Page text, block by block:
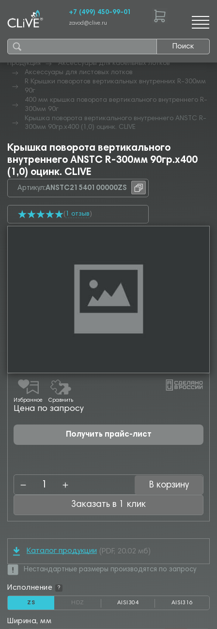
Поиск
+7 (499) 450-99-01
zavod@clive.ru
Продукция
Аксессуары для кабельных лотков
Аксессуары для листовых лотков
R Крышки поворотов вертикальных внутренних R-300мм
90г
400 мм крышка поворота вертикального внутреннего R-
300мм 90г
Крышка поворота вертикального внутреннего ANSTC R-
300мм 90гр.х400 (1,0) оцинк. CLIVE
Крышка поворота вертикального
внутреннего ANSTC R-300мм 90гр.х400
(1,0) оцинк. CLIVE
Артикул:ANSTC21540100000ZS
( 1 отзыв )
Избранное Сравнить
Цена по запросу
Получить прайс-лист
В корзину
Заказать в 1 клик
Каталог продукции (PDF, 20.02 мб)
Нестандартные размеры производятся по запросу
Исполнение ?
ZS HDZ AISI304 AISI316
Ширина, мм